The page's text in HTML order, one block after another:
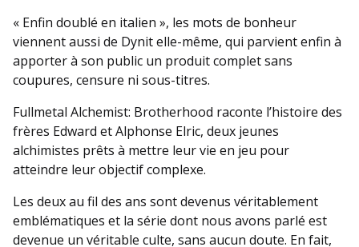
« Enfin doublé en italien », les mots de bonheur
viennent aussi de Dynit elle-même, qui parvient enfin à
apporter à son public un produit complet sans
coupures, censure ni sous-titres.
Fullmetal Alchemist: Brotherhood raconte l’histoire des
frères Edward et Alphonse Elric, deux jeunes
alchimistes prêts à mettre leur vie en jeu pour
atteindre leur objectif complexe.
Les deux au fil des ans sont devenus véritablement
emblématiques et la série dont nous avons parlé est
devenue un véritable culte, sans aucun doute. En fait,